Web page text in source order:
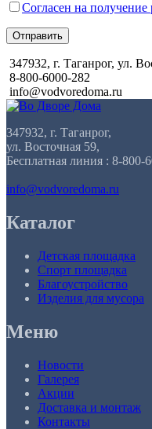
Согласен на
Отправить
347932, г. Таганрог, ул.
8-800-6000-282
info@vodvoredoma.ru
347932, г. Таганрог,
ул. Восточная 59,
Бесплатная линия : 8-800-
info@vodvoredoma.ru
Каталог
Детская площадка
Спорт площадка
Благоустройство
Изделия для мусора
Меню
Новости
Галерея
Акции
Доставка и монтаж
Контакты